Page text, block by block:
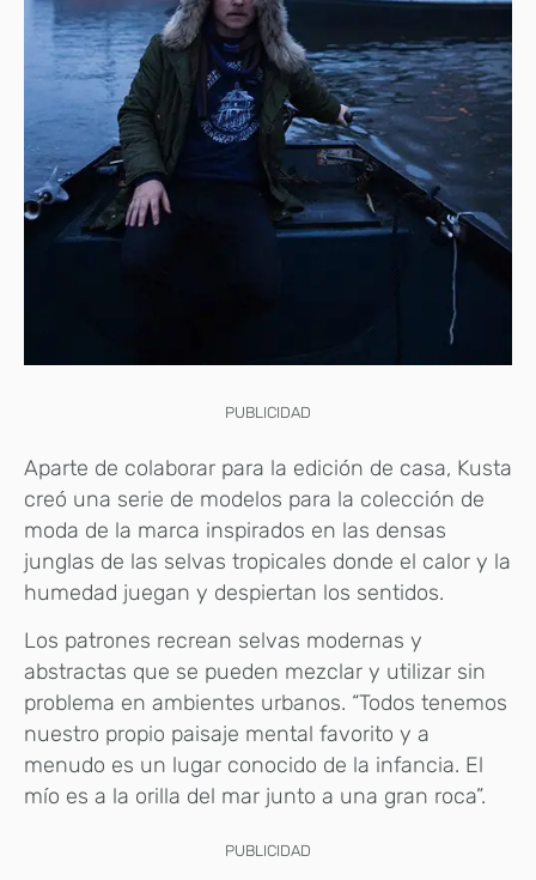
PUBLICIDAD
Aparte de colaborar para la edición de casa, Kusta
creó una serie de modelos para la colección de
moda de la marca inspirados en las densas
junglas de las selvas tropicales donde el calor y la
humedad juegan y despiertan los sentidos.
Los patrones recrean selvas modernas y
abstractas que se pueden mezclar y utilizar sin
problema en ambientes urbanos. “Todos tenemos
nuestro propio paisaje mental favorito y a
menudo es un lugar conocido de la infancia. El
mío es a la orilla del mar junto a una gran roca”.
PUBLICIDAD